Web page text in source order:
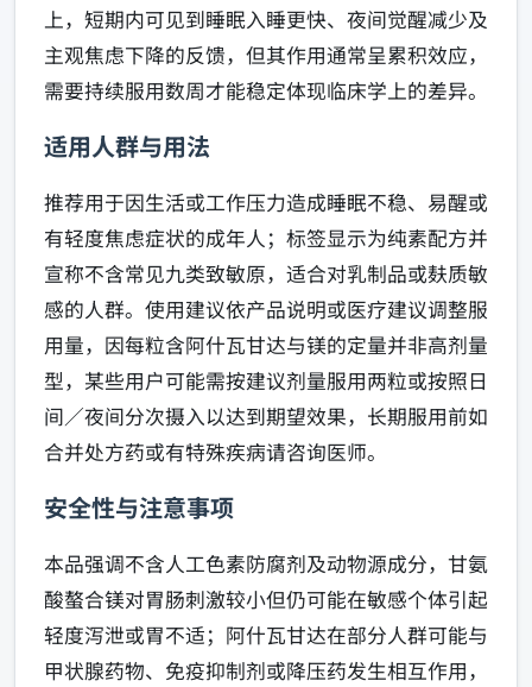
上，短期内可见到睡眠入睡更快、夜间觉醒减少及
主观焦虑下降的反馈，但其作用通常呈累积效应，
需要持续服用数周才能稳定体现临床学上的差异。
适用人群与用法
推荐用于因生活或工作压力造成睡眠不稳、易醒或
有轻度焦虑症状的成年人；标签显示为纯素配方并
宣称不含常见九类致敏原，适合对乳制品或麸质敏
感的人群。使用建议依产品说明或医疗建议调整服
用量，因每粒含阿什瓦甘达与镁的定量并非高剂量
型，某些用户可能需按建议剂量服用两粒或按照日
间／夜间分次摄入以达到期望效果，长期服用前如
合并处方药或有特殊疾病请咨询医师。
安全性与注意事项
本品强调不含人工色素防腐剂及动物源成分，甘氨
酸螯合镁对胃肠刺激较小但仍可能在敏感个体引起
轻度泻泄或胃不适；阿什瓦甘达在部分人群可能与
甲状腺药物、免疫抑制剂或降压药发生相互作用，